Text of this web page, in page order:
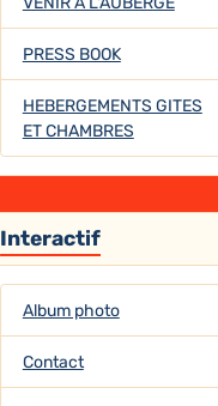
PRESS BOOK
HEBERGEMENTS GITES
ET CHAMBRES
Interactif
Album photo
Contact